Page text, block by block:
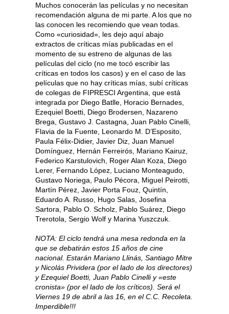
Muchos conocerán las películas y no necesitan
recomendación alguna de mi parte. A los que no
las conocen les recomiendo que vean todas.
Como «curiosidad», les dejo aquí abajo
extractos de críticas mías publicadas en el
momento de su estreno de algunas de las
películas del ciclo (no me tocó escribir las
críticas en todos los casos) y en el caso de las
películas que no hay críticas mías, subí críticas
de colegas de FIPRESCI Argentina, que está
integrada por Diego Batlle, Horacio Bernades,
Ezequiel Boetti, Diego Brodersen, Nazareno
Brega, Gustavo J. Castagna, Juan Pablo Cinelli,
Flavia de la Fuente, Leonardo M. D’Esposito,
Paula Félix-Didier, Javier Diz, Juan Manuel
Domínguez, Hernán Ferreirós, Mariano Kairuz,
Federico Karstulovich, Roger Alan Koza, Diego
Lerer, Fernando López, Luciano Monteagudo,
Gustavo Noriega, Paulo Pécora, Miguel Peirotti,
Martín Pérez, Javier Porta Fouz, Quintín,
Eduardo A. Russo, Hugo Salas, Josefina
Sartora, Pablo O. Scholz, Pablo Suárez, Diego
Trerotola, Sergio Wolf y Marina Yuszczuk.
NOTA: El ciclo tendrá una mesa redonda en la
que se debatirán estos 15 años de cine
nacional. Estarán Mariano Llinás, Santiago Mitre
y Nicolás Prividera (por el lado de los directores)
y Ezequiel Boetti, Juan Pablo Cinelli y «este
cronista» (por el lado de los críticos). Será el
Viernes 19 de abril a las 16, en el C.C. Recoleta.
Imperdible!!!